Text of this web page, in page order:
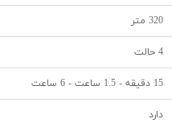
320 متر
4 حالت
15 دقیقه - 1.5 ساعت - 6 ساعت
دارد